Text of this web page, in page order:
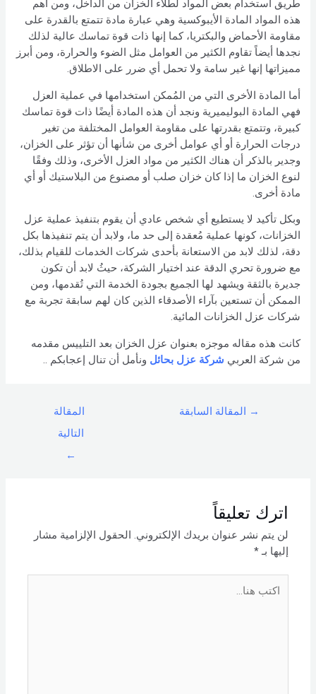
طريق استخدام بعض المواد لطلاء الخزان من الداخل، ومن أهم
هذه المواد المادة الأيبوكسية وهي عبارة مادة تتمتع بالقدرة على
مقاومة الأحماض والبكتريا، كما إنها ذات قوة تماسك عالية لذلك
نجدها أيضاً تقاوم الكثير من العوامل مثل الضوء والحرارة، ومن أبرز
مميزاتها إنها غير سامة ولا تحمل أي ضرر على الاطلاق.
أما المادة الأخرى التي من المُمكن استخدامها في عملية العزل
فهي المادة البوليميرية ونجد أن هذه المادة أيضًا ذات قوة تماسك
كبيرة، وتتمتع بقدرتها على مقاومة العوامل المختلفة من تغير
درجات الحرارة أو أي عوامل أخرى من شأنها أن تؤثر على الخزان،
وجدير بالذكر أن هناك الكثير من مواد العزل الأخرى، وذلك وفقًا
لنوع الخزان ما إذا كان خزان صلب أو مصنوع من البلاستيك أو أي
مادة أخرى.
وبكل تأكيد لا يستطيع أي شخص عادي أن يقوم بتنفيذ عملية عزل
الخزانات، كونها عملية مُعقدة إلى حد ما، ولابد أن يتم تنفيذها بكل
دقة، لذلك لابد من الاستعانة بأحدى شركات الخدمات للقيام بذلك،
مع ضرورة تحري الدقة عند اختيار الشركة، حيثُ لابد أن تكون
جديرة بالثقة ويشهد لها الجميع بجودة الخدمة التي تُقدمها، ومن
الممكن أن تستعين بآراء الأصدقاء الذين كان لهم سابقة تجربة مع
شركات عزل الخزانات المائية.
كانت هذه مقاله موجزه بعنوان عزل الخزان بعد التلييس مقدمه
من شركة العربي شركة عزل بحائل ونأمل أن تنال إعجابكم ..
→ المقالة السابقة
المقالة
التالية
←
اترك تعليقاً
لن يتم نشر عنوان بريدك الإلكتروني. الحقول الإلزامية مشار
إليها بـ*
هنا...